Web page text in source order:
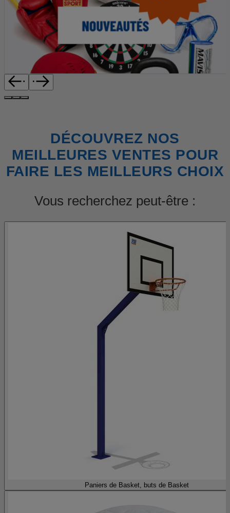
DÉCOUVREZ NOS
MEILLEURES VENTES POUR
FAIRE LES MEILLEURS CHOIX
Vous recherchez peut-être :
Paniers de Basket, buts de Basket